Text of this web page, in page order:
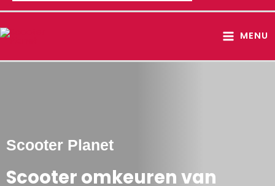
MENU
Scooter Planet
Scooter omkeuren van